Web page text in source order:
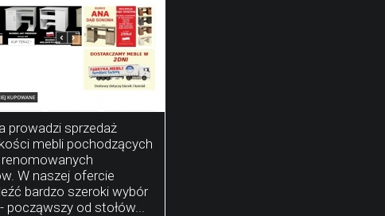
prowadzi sprzedaż
mebli pochodzących
W naszej ofercie
bardzo szeroki wybór
od stołów...